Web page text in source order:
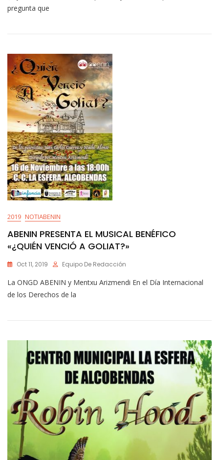
pregunta que
2019 NOTIABENIN
ABENIN PRESENTA EL MUSICAL BENÉFICO
«¿QUIÉN VENCIÓ A GOLIAT?»
Oct 11, 2019 Equipo De Redacción
La ONGD ABENIN y Mentxu Arizmendi En el Día Internacional
de los Derechos de la